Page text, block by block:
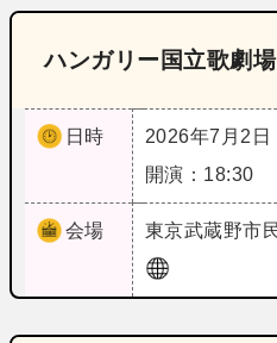
ハンガリー国立歌劇場
日時
2026年7月2日
開演：18:30
会場 東京武蔵野市